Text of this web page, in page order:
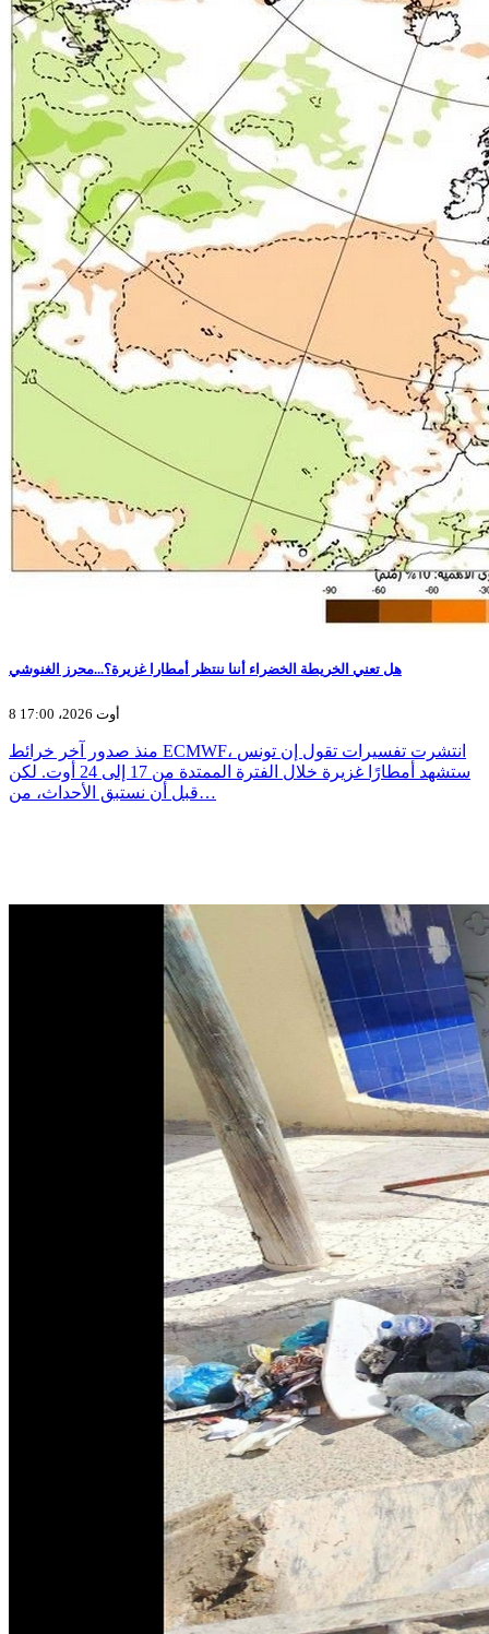
هل تعني الخريطة الخضراء أننا ننتظر أمطارا غزيرة؟...محرز الغنوشي
8 أوت 2026، 17:00
منذ صدور آخر خرائط ECMWF، انتشرت تفسيرات تقول إن تونس
ستشهد أمطارًا غزيرة خلال الفترة الممتدة من 17 إلى 24 أوت. لكن
قبل أن نستبق الأحداث، من…